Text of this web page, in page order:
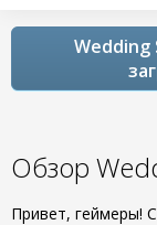
Wedding
Обзор
Привет, геймеры!